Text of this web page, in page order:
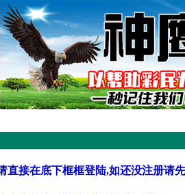
直接在底下框框登陆,如还没注册请